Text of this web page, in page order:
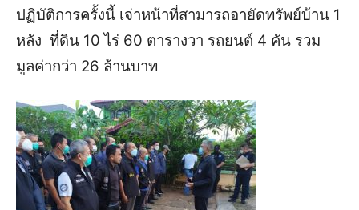
ปฏิบัติการครั้งนี้ เจ่าหน้าที่สามารถอายัดทรัพย์บ้าน 1
หลัง ที่ดิน 10 ไร่ 60 ตารางวา รถยนต์ 4 คัน รวม
มูลค่ากว่า 26 ล้านบาท